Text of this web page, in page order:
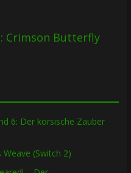
Crimson Butterfly
6: Der korsische Zauber
Weave (Switch 2)